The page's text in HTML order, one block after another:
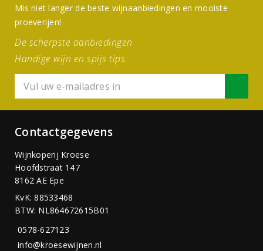
Mis niet langer de beste wijnaanbiedingen en mooiste
proeverijen!
De scherpste aanbiedingen
Handige wijn en spijs tips
Contactgegevens
Wijnkoperij Kroese
Hoofdstraat 147
8162 AE Epe
KvK: 88533468
BTW: NL864672615B01
0578-627123
info@kroesewijnen.nl